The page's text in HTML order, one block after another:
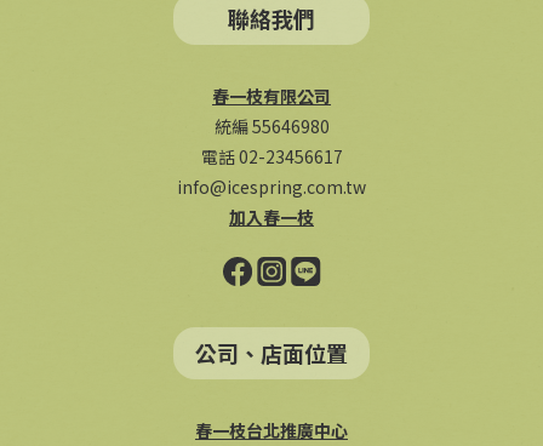
聯絡我們
春一枝有限公司
統編 55646980
電話 02-23456617
info@icespring.com.tw
加入春一枝
公司、店面位置
春一枝台北推廣中心